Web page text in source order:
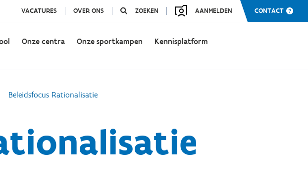
VACATURES OVER ONS ZOEKEN AANMELDEN CONTACT
Onze centra Onze sportkampen Kennisplatform
Beleidsfocus Rationalisatie